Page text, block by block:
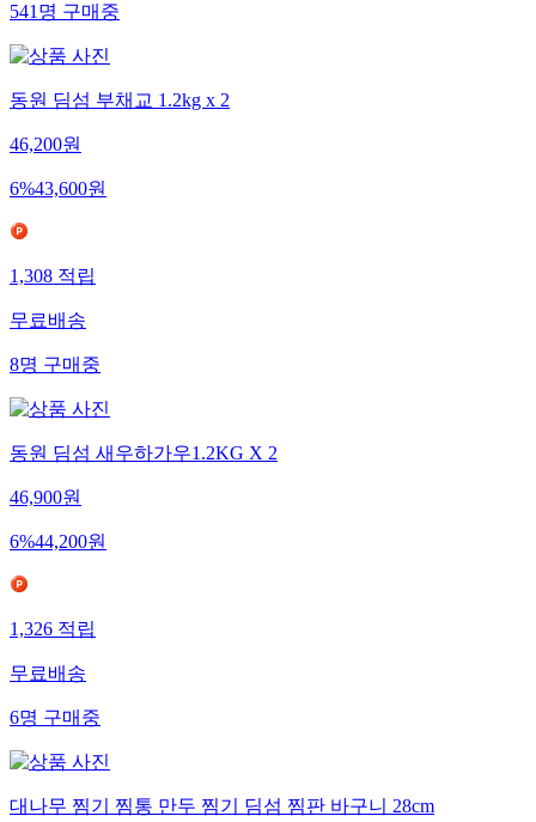
541 명 구매중
동원 딤섬 부채교 1.2kg x 2
46,200원
6%43,600원
1,308 적립
무료배송
8명 구매중
동원 딤섬 새우하가우1.2KG X 2
46,900원
6%44,200원
1,326 적립
무료배송
6명 구매중
대나무 찜기 찜통 만두 찜기 딤섬 찜판 바구니 28cm